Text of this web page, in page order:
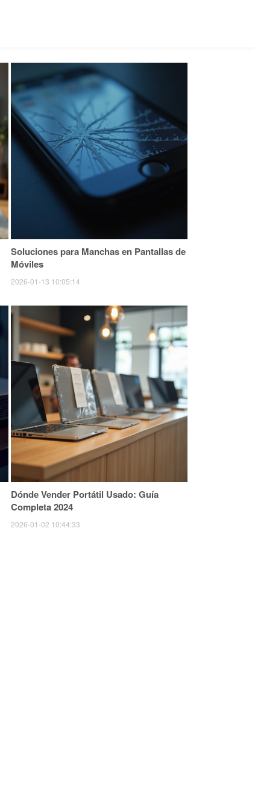
Soluciones para Manchas en Pantallas de
Móviles
2026-01-13 10:05:14
Dónde Vender Portátil Usado: Guía
Completa 2024
2026-01-02 10:44:33